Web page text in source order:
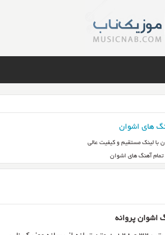
های اشوان
با لینک مستقیم و کیفیت عالی
آهنگ های اشوان
اشوان پروانه